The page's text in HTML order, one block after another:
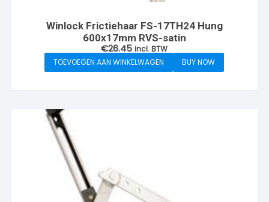
Winlock Frictiehaar FS-17TH24 Hung
600x17mm RVS-satin
€26.45 incl. BTW
TOEVOEGEN AAN WINKELWAGEN
BUY NOW